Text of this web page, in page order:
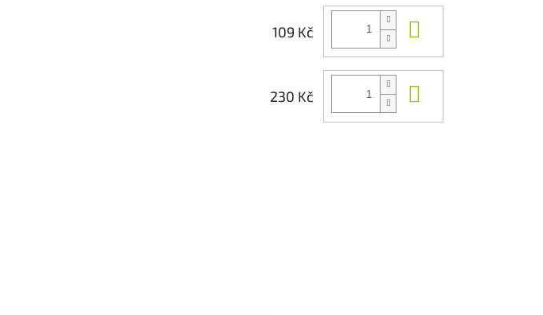
109 Kč
230 Kč